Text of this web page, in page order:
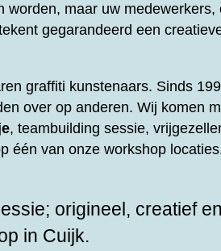
maar uw medewerkers,
gegarandeerd een
graffiti kunstenaars. Sinds
over op anderen. Wij komen
, teambuilding sessie,
één van onze workshop
origineel, creatief
in Cuijk.